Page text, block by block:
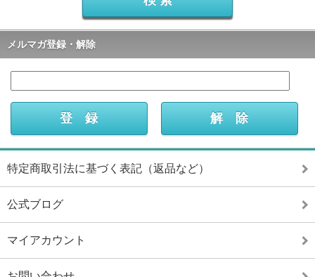
メルマガ登録・解除
特定商取引法に基づく表記（返品など）
公式ブログ
マイアカウント